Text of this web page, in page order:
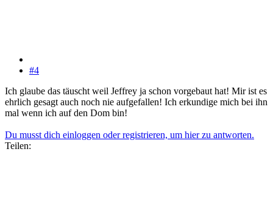
#4
Ich glaube das täuscht weil Jeffrey ja schon vorgebaut hat! Mir ist es
ehrlich gesagt auch noch nie aufgefallen! Ich erkundige mich bei ihn
mal wenn ich auf den Dom bin!
Du musst dich einloggen oder registrieren, um hier zu antworten.
Teilen: